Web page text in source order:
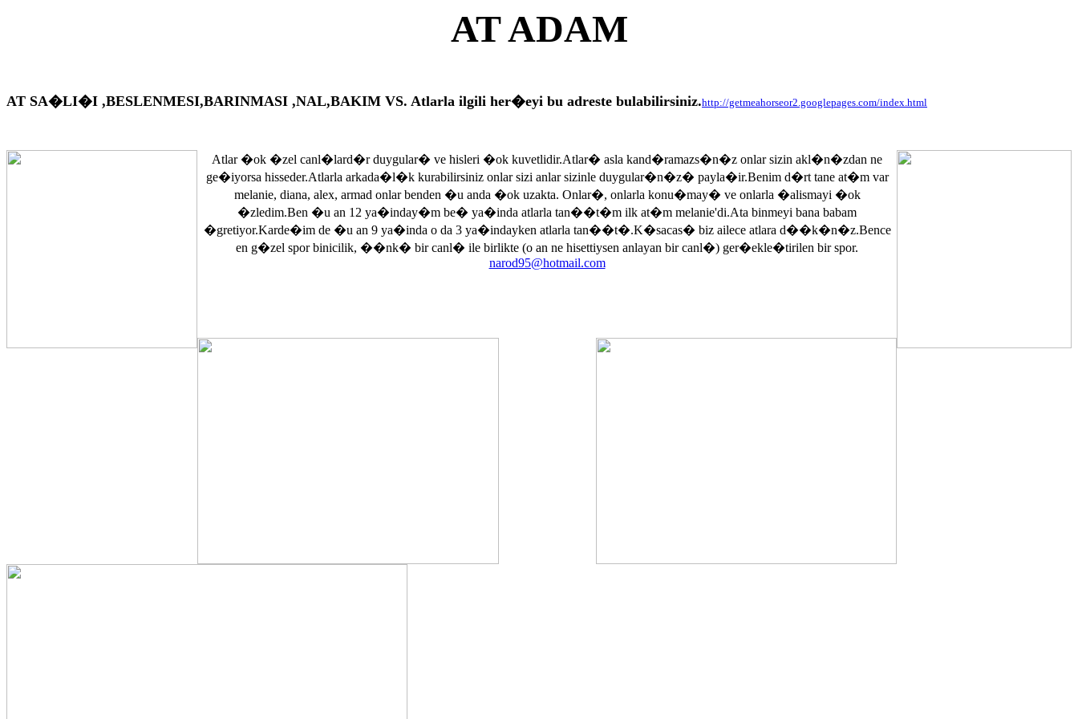
AT ADAM
AT SA�LI�I ,BESLENMESI,BARINMASI ,NAL,BAKIM VS. Atlarla ilgili her�eyi bu adreste bulabilirsiniz.http://getmeahorseor2.googlepages.com/index.html
Atlar �ok �zel canl�lard�r duygular� ve hisleri �ok kuvetlidir.Atlar� asla kand�ramazs�n�z onlar sizin akl�n�zdan ne
ge�iyorsa hisseder.Atlarla arkada�l�k kurabilirsiniz onlar sizi anlar sizinle duygular�n�z� payla�ir.Benim d�rt tane at�m var
melanie, diana, alex, armad onlar benden �u anda �ok uzakta. Onlar�, onlarla konu�may� ve onlarla �alismayi �ok
�zledim.Ben �u an 12 ya�inday�m be� ya�inda atlarla tan��t�m ilk at�m melanie'di.Ata binmeyi bana babam
�gretiyor.Karde�im de �u an 9 ya�inda o da 3 ya�indayken atlarla tan��t�.K�sacas� biz ailece atlara d��k�n�z.Bence
en g�zel spor binicilik, ��nk� bir canl� ile birlikte (o an ne hisettiysen anlayan bir canl�) ger�ekle�tirilen bir spor.
narod95@hotmail.com